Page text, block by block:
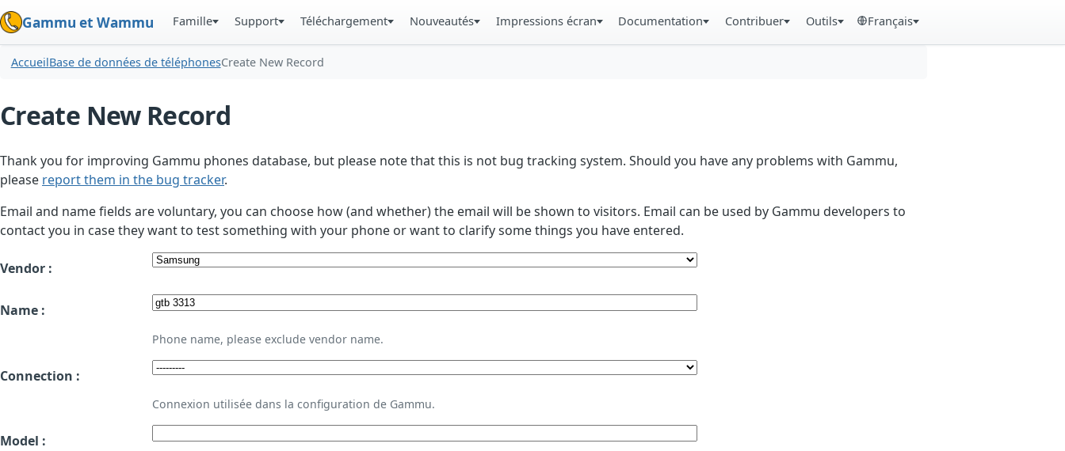
Gammu et Wammu Famille Support Téléchargement Nouveautés Impressions écran Documentation Contribuer Outils Français
AccueilBase de données de téléphonesCreate New Record
Create New Record
Thank you for improving Gammu phones database, but please note that this is not bug tracking system. Should you have any problems with Gammu,
please report them in the bug tracker.
Email and name fields are voluntary, you can choose how (and whether) the email will be shown to visitors. Email can be used by Gammu developers to
contact you in case they want to test something with your phone or want to clarify some things you have entered.
Vendor :
Name :
Phone name, please exclude vendor name.
Connection :
Connexion utilisée dans la configuration de Gammu.
Model :